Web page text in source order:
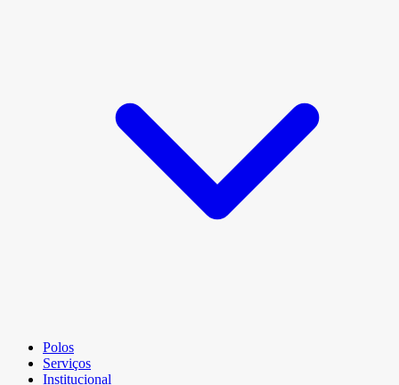
Polos
Serviços
Institucional